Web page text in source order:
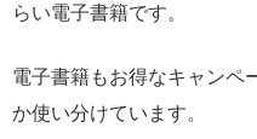
らい電子書籍です。
電子書籍もお得なキャンペ
か使い分けています。